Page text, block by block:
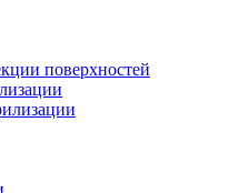
поверхностей